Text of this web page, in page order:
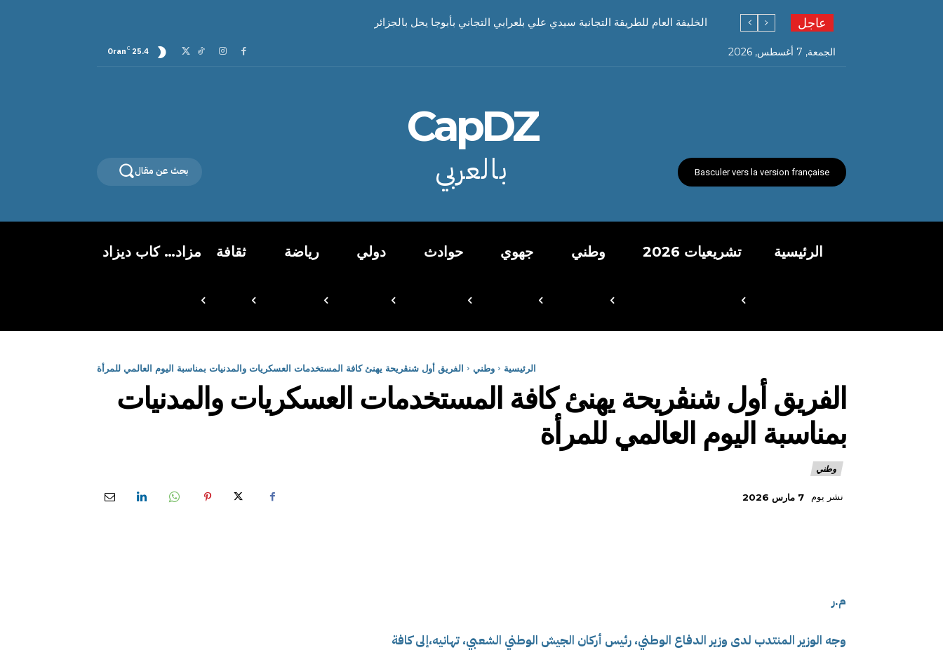
عاجل الخليفة العام للطريقة التجانية سيدي علي بلعرابي التجاني بأبوجا يحل بالجزائر
الجمعة, 7 أغسطس, 2026 25.4
C
Oran
Basculer vers la version française
CapDZ
بالعربي بحث عن مقال
الرئيسية تشريعيات 2026 وطني جهوي حوادث دولي رياضة ثقافة مزاد… كاب ديزاد
الرئيسية وطني الفريق أول شنڨريحة يهنئ كافة المستخدمات العسكريات والمدنيات بمناسبة اليوم العالمي للمرأة
الفريق أول شنڨريحة يهنئ كافة المستخدمات العسكريات والمدنيات
بمناسبة اليوم العالمي للمرأة
وطني
نشر يوم 7 مارس 2026
م.ر
وجه الوزير المنتدب لدى وزير الدفاع الوطني، رئيس أركان الجيش الوطني الشعبي، تهانيه،إلى كافة